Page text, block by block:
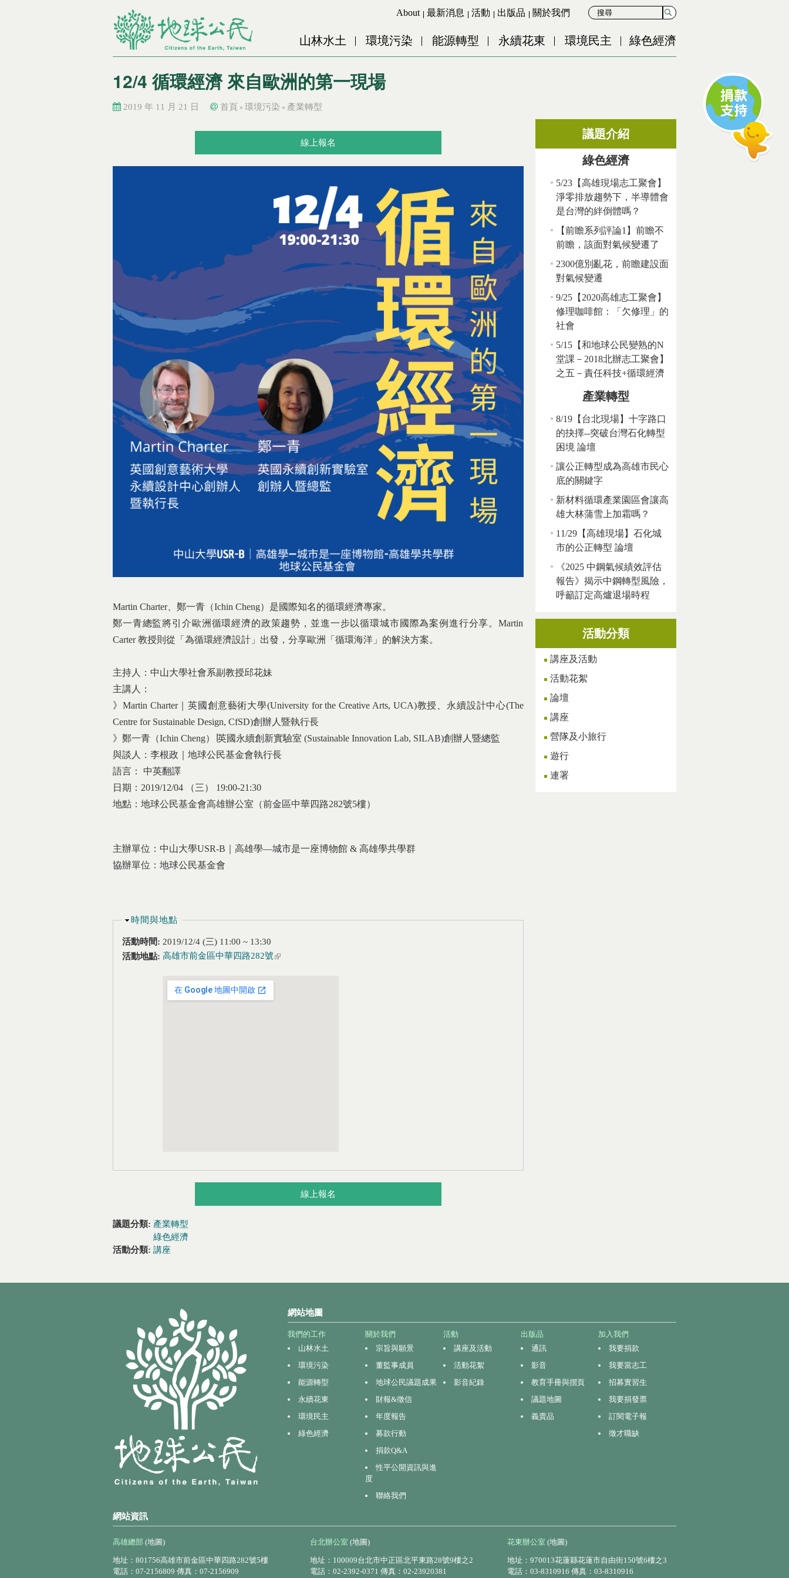
Jump to Navigation
Jump to Main content
About 最新消息 活動 出版品 關於我們
山林水土 環境污染 能源轉型 永續花東 環境民主 綠色經濟
12/4 循環經濟 來自歐洲的第一現場
2019 年 11 月 21 日 首頁 » 環境污染 » 產業轉型
線上報名
Martin Charter、鄭一青（Ichin Cheng）是國際知名的循環經濟專家。
鄭一青總監將引介歐洲循環經濟的政策趨勢， 並進一步以循環城市國際為案例進行分享。Martin
Carter 教授則從「為循環經濟設計」出發，分享歐洲「循環海洋」 的解決方案。
主持人：中山大學社會系副教授邱花妹
主講人：
》Martin Charter｜英國創意藝術大學(University for the Creative Arts, UCA)教授、永續設計中心(The
Centre for Sustainable Design, CfSD)創辦人暨執行長
》鄭一青（Ichin Cheng）∣英國永續創新實驗室 (Sustainable Innovation Lab, SILAB)創辦人暨總監
與談人：李根政｜地球公民基金會執行長
語言： 中英翻譯
日期：2019/12/04 （三） 19:00-21:30
地點：地球公民基金會高雄辦公室（前金區中華四路282號5樓）
主辦單位：中山大學USR-B｜高雄學—城市是一座博物館 & 高雄學共學群
協辦單位：地球公民基金會
隱藏
時間與地點
活動時間: 2019/12/4 (三) 11:00 ~ 13:30
活動地點: 高雄市前金區中華四路282號 (link is external)
線上報名
議題分類: 產業轉型
綠色經濟
活動分類: 講座
議題介紹
綠色經濟
5/23【高雄現場志工聚會】
淨零排放趨勢下，半導體會
是台灣的絆倒體嗎？
【前瞻系列評論1】前瞻不
前瞻，該面對氣候變遷了
2300億別亂花，前瞻建設面
對氣候變遷
9/25【2020高雄志工聚會】
修理咖啡館：「欠修理」的
社會
5/15【和地球公民變熟的N
堂課－2018北辦志工聚會】
之五－責任科技+循環經濟
產業轉型
8/19【台北現場】十字路口
的抉擇--突破台灣石化轉型
困境 論壇
讓公正轉型成為高雄市民心
底的關鍵字
新材料循環產業園區會讓高
雄大林蒲雪上加霜嗎？
11/29【高雄現場】石化城
市的公正轉型 論壇
《2025 中鋼氣候績效評估
報告》揭示中鋼轉型風險，
呼籲訂定高爐退場時程
活動分類
講座及活動
活動花絮
論壇
講座
營隊及小旅行
遊行
連署
網站地圖
我們的工作
山林水土
環境污染
能源轉型
永續花東
環境民主
綠色經濟
關於我們
宗旨與願景
董監事成員
地球公民議題成果
財報&徵信
年度報告
募款行動
捐款Q&A
性平公開資訊與進
度
聯絡我們
活動
講座及活動
活動花絮
影音紀錄
出版品
通訊
影音
教育手冊與摺頁
議題地圖
義賣品
加入我們
我要捐款
我要當志工
招募實習生
我要捐發票
訂閱電子報
徵才職缺
網站資訊
高雄總部 (地圖)
地址：801756高雄市前金區中華四路282號5樓
電話：07-2156809 傳真：07-2156909
台北辦公室 (地圖)
地址：100009台北市中正區北平東路28號9樓之2
電話：02-2392-0371 傳真：02-23920381
花東辦公室 (地圖)
地址：970013花蓮縣花蓮市自由街150號6樓之3
電話：03-8310916 傳真：03-8310916